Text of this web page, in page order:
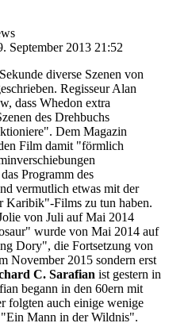
September 2013 21:52
diverse Szenen von
Regisseur Alan
dass Whedon extra
des Drehbuchs
Dem Magazin
Film damit "förmlich
Programm des
vermutlich etwas mit der
Karibik"-Films zu tun haben.
von Juli auf Mai 2014
wurde von Mai 2014 auf
Dory", die Fortsetzung von
November 2015 sondern erst
C. Sarafian ist gestern in
begann in den 60ern mit
folgten auch einige wenige
Mann in der Wildnis".